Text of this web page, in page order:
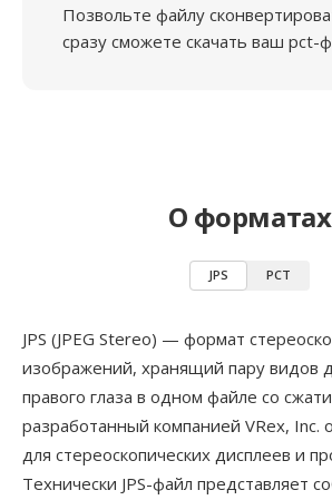
Позвольте файлу
сразу сможете скачать ваш pct-
О форматах
JPS PCT
JPS (JPEG Stereo) — формат
изображений, хранящий пару видов
правого глаза в одном файле со
разработанный компанией VRex, Inc.
для стереоскопических дисплеев и
Технически JPS-файл представляет